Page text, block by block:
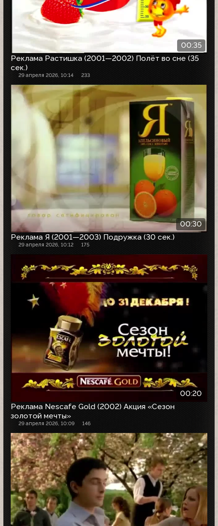
00:35
Реклама Растишка (2001—2002) Полёт во сне (35
сек.)
29 апреля 2026, 10:14 233
00:30
Реклама Я (2001—2003) Подружка (30 сек.)
29 апреля 2026, 10:12 175
00:20
Реклама Nescafe Gold (2002) Акция «Сезон
золотой мечты»
29 апреля 2026, 10:09 146